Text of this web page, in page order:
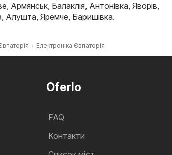
, Армянськ, Балаклія, Антонівка, Яворів,
, Алушта, Яремче, Баришівка.
Електроніка Євпаторія
Oferlo
FAQ
Контакти